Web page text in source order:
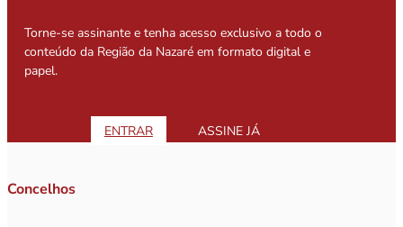
Torne-se assinante e tenha acesso exclusivo a todo o
conteúdo da Região da Nazaré em formato digital e
papel.
ENTRAR ASSINE JÁ
Concelhos